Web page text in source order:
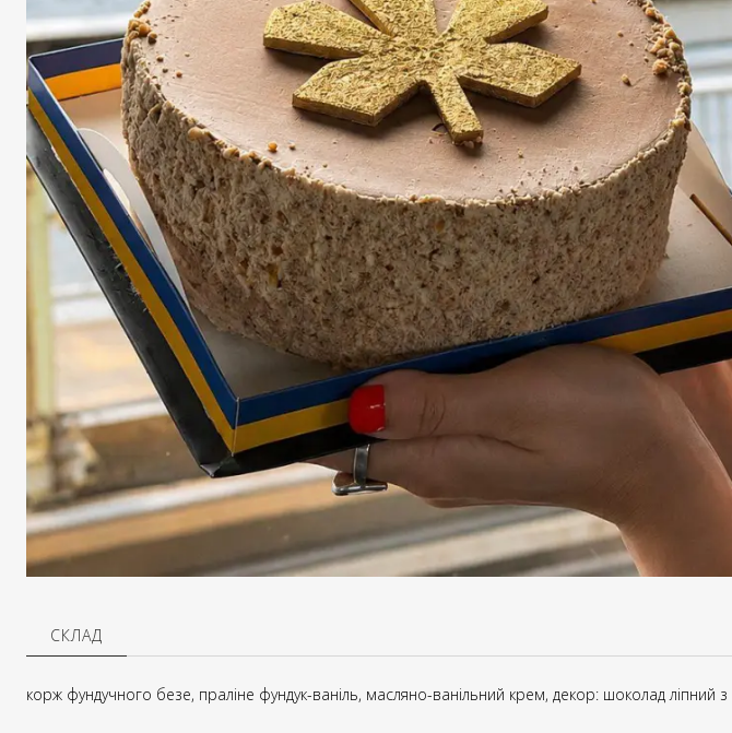
СКЛАД
корж фундучного безе, праліне фундук-ваніль, масляно-ванільний крем, декор: шоколад ліпний з